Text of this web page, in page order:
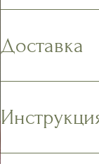
Доставка
содержимое